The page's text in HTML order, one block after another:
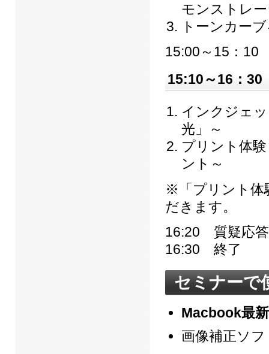
モンストレ
トーンカー
15:00～15：
15:10～16：
インクジェ
光」～
プリント体
ント～
※「プリント体
だきます。
16:20 質疑応答
16:30 終了
セミナーで
Macbook最
画像補正ソ